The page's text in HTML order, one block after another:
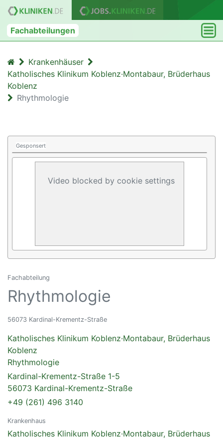
Fachabteilungen
Krankenhäuser
Katholisches Klinikum Koblenz·Montabaur, Brüderhaus
Koblenz
Rhythmologie
Gesponsert
Video blocked by cookie settings
Fachabteilung
Rhythmologie
56073 Kardinal-Krementz-Straße
Katholisches Klinikum Koblenz·Montabaur, Brüderhaus
Koblenz
Rhythmologie
Kardinal-Krementz-Straße 1-5
56073 Kardinal-Krementz-Straße
+49 (261) 496 3140
Krankenhaus
Katholisches Klinikum Koblenz·Montabaur, Brüderhaus